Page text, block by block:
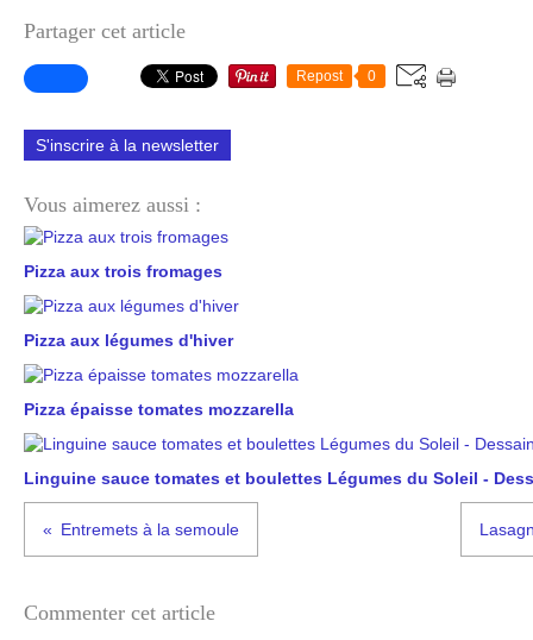
Partager cet article
Repost 0
S'inscrire à la newsletter
Vous aimerez aussi :
Pizza aux trois fromages
Pizza aux légumes d'hiver
Pizza épaisse tomates mozzarella
Linguine sauce tomates et boulettes Légumes du Soleil -
Entremets à la semoule
Commenter cet article